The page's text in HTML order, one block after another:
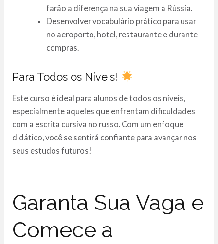
farão a diferença na sua viagem à Rússia.
Desenvolver vocabulário prático para usar
no aeroporto, hotel, restaurante e durante
compras.
Para Todos os Níveis!
Este curso é ideal para alunos de todos os níveis,
especialmente aqueles que enfrentam dificuldades
com a escrita cursiva no russo. Com um enfoque
didático, você se sentirá confiante para avançar nos
seus estudos futuros!
Garanta Sua Vaga e
Comece a